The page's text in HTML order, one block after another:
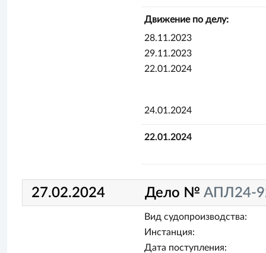
Движение по делу:
28.11.2023
29.11.2023
22.01.2024
24.01.2024
22.01.2024
27.02.2024 Дело № АПЛ24-
Вид судопроизводства:
Инстанция:
Дата поступления: